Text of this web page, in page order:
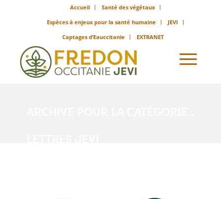
Accueil
Santé des végétaux
Espèces à enjeux pour la santé humaine
JEVI
Captages d’Eauccitanie
EXTRANET